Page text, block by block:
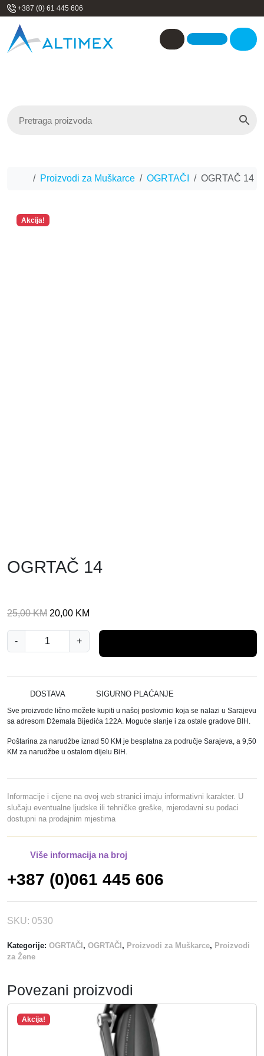
Skip to content
+387 (0) 61 445 606
Account
Home
Proizvodi za Muškarce OGRTAČI OGRTAČ 14
Akcija!
OGRTAČ 14
25,00KM I
v
o
a
c
i
j
e
a
b
i
l
a
j
:
,
M
20,00 KM
a
c
i
j
n
a
j
e
:
2
,
-
G
T
Č
1
k
l
i
č
i
n
+
DOSTAVA SIGURNO PLAĆANJE
Sve proizvode lično možete kupiti u našoj poslovnici koja se nalazi u Sarajevu
sa adresom Džemala Bijedića 122A. Moguće slanje i za ostale gradove BIH.
Poštarina za narudžbe iznad 50 KM je besplatna za područje Sarajeva, a 9,50
KM za narudžbe u ostalom dijelu BiH.
Informacije i cijene na ovoj web stranici imaju informativni karakter. U
slučaju eventualne ljudske ili tehničke greške, mjerodavni su podaci
dostupni na prodajnim mjestima
Više informacija na broj
+387 (0)061 445 606
SKU: 0530
Kategorije: OGRTAČI , OGRTAČI , Proizvodi za Muškarce, Proizvodi
za Žene
Povezani proizvodi
Akcija!